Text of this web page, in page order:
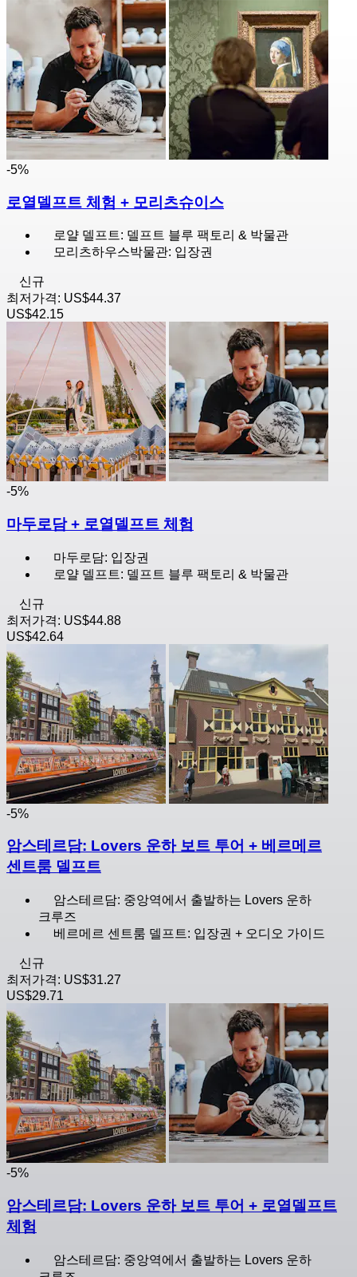
-5%
로열델프트 체험 + 모리츠슈이스
로얄 델프트: 델프트 블루 팩토리 & 박물관
모리츠하우스박물관: 입장권
신규
최저가격: US$44.37
US$42.15
-5%
마두로담 + 로열델프트 체험
마두로담: 입장권
로얄 델프트: 델프트 블루 팩토리 & 박물관
신규
최저가격: US$44.88
US$42.64
-5%
암스테르담: Lovers 운하 보트 투어 + 베르메르
센트룸 델프트
암스테르담: 중앙역에서 출발하는 Lovers 운하
크루즈
베르메르 센트룸 델프트: 입장권 + 오디오 가이드
신규
최저가격: US$31.27
US$29.71
-5%
암스테르담: Lovers 운하 보트 투어 + 로열델프트
체험
암스테르담: 중앙역에서 출발하는 Lovers 운하